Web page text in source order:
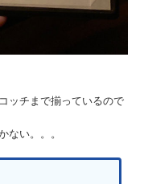
ッチまで揃っているので
ない。。。